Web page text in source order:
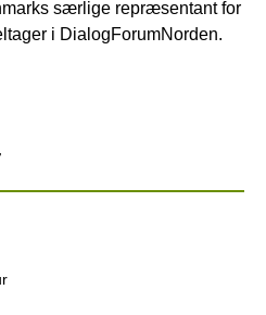
særlige repræsentant for
i DialogForumNorden.